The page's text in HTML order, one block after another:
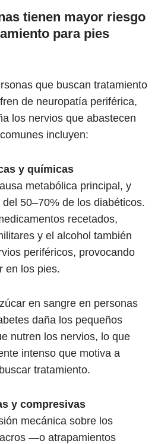
tienen mayor riesgo
para pies
que buscan tratamiento
de neuropatía periférica,
los nervios que abastecen
incluyen:
y químicas
metabólica principal, y
50–70% de los diabéticos.
recetados,
y el alcohol también
periféricos, provocando
en los pies.
en sangre en personas
daña los pequeños
nutren los nervios, lo que
intenso que motiva a
tratamiento.
y compresivas
mecánica sobre los
—o atrapamientos